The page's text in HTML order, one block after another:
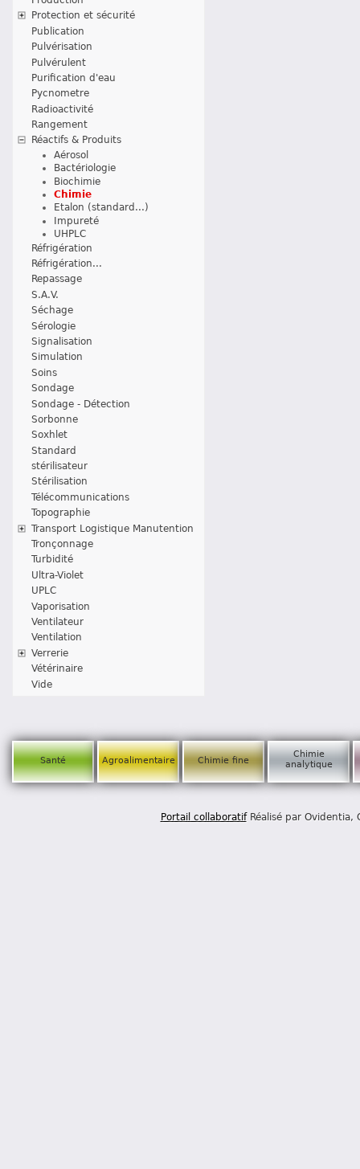
Protection et sécurité
Publication
Pulvérisation
Pulvérulent
Purification d'eau
Pycnometre
Radioactivité
Rangement
Réactifs & Produits
Aérosol
Bactériologie
Biochimie
Chimie
Etalon (standard...)
Impureté
UHPLC
Réfrigération
Réfrigération...
Repassage
S.A.V.
Séchage
Sérologie
Signalisation
Simulation
Soins
Sondage
Sondage - Détection
Sorbonne
Soxhlet
Standard
stérilisateur
Stérilisation
Télécommunications
Topographie
Transport Logistique Manutention
Tronçonnage
Turbidité
Ultra-Violet
UPLC
Vaporisation
Ventilateur
Ventilation
Verrerie
Vétérinaire
Vide
Santé Agroalimentaire Chimie fine
Chimie
analytique
Portail collaboratifRéalisé par Ovidentia,